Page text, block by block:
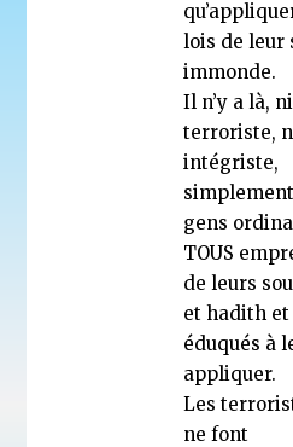
lois de leur
immonde.
Il n’y a là, ni
terroriste,
intégriste,
gens
TOUS
de leurs
et hadith et
éduqués à
appliquer.
Les
ne font